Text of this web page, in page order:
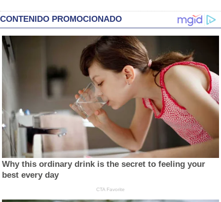
CONTENIDO PROMOCIONADO
Why this ordinary drink is the secret to feeling your
best every day
CTA Favorite